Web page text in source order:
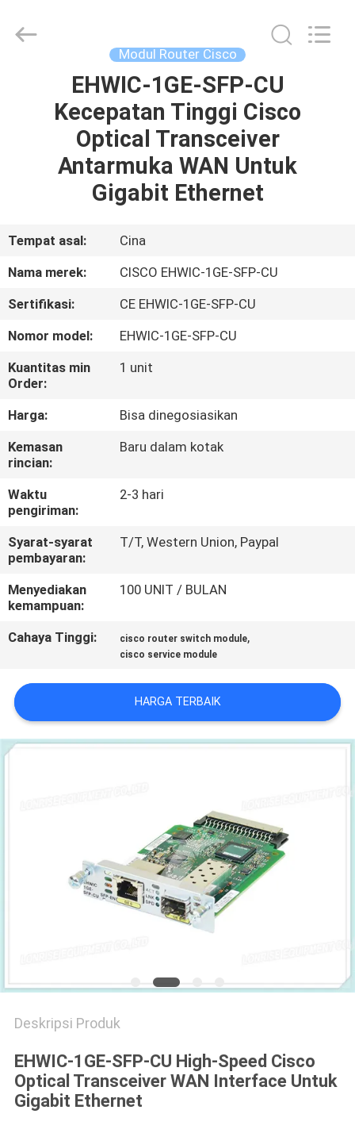
RUMAH
PRODUK
TENTANG
KAMI
TUR
PABRIK
KONTROL
KUALITAS
HUBUNGI
KAMI
BERITA
KASUS-
KEBIJAKAN
PRIVASI
Ltd..
Modul Router Cisco
EHWIC-1GE-SFP-CU
Kecepatan Tinggi Cisco
Optical Transceiver
Antarmuka WAN Untuk
Gigabit Ethernet
Tempat asal:
Cina
Nama merek:
CISCO EHWIC-1GE-SFP-CU
Sertifikasi:
CE EHWIC-1GE-SFP-CU
Nomor model:
EHWIC-1GE-SFP-CU
Kuantitas min
Order:
1 unit
Harga:
Bisa dinegosiasikan
Kemasan
rincian:
Baru dalam kotak
Waktu
pengiriman:
2-3 hari
Syarat-syarat
pembayaran:
T/T, Western Union, Paypal
Menyediakan
kemampuan:
100 UNIT / BULAN
Cahaya Tinggi: cisco router switch module,
cisco service module
HARGA TERBAIK
Deskripsi Produk
EHWIC-1GE-SFP-CU High-Speed Cisco
Optical Transceiver WAN Interface Untuk
Gigabit Ethernet